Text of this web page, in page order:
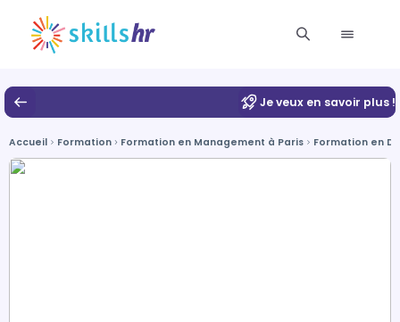
Je veux en savoir plus !
Accueil Formation Formation en Management à Paris Formation en